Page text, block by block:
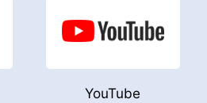
YouTube